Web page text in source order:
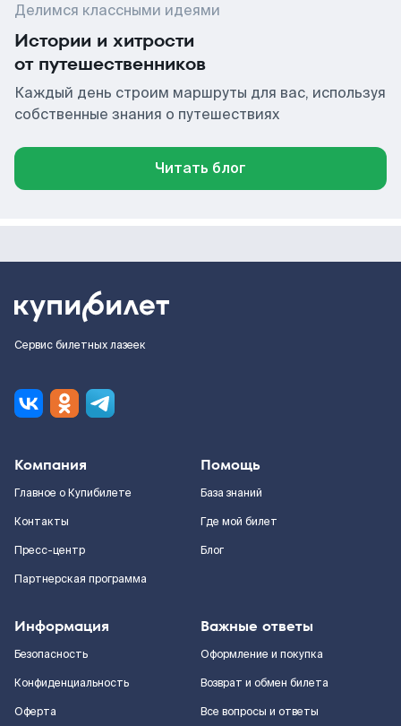
Делимся классными идеями
Истории и хитрости
от путешественников
Каждый день строим маршруты для вас, используя
собственные знания о путешествиях
Читать блог
Сервис билетных лазеек
Компания
Главное о Купибилете
Контакты
Пресс-центр
Партнерская программа
Помощь
База знаний
Где мой билет
Блог
Информация
Безопасность
Конфиденциальность
Оферта
Важные ответы
Оформление и покупка
Возврат и обмен билета
Все вопросы и ответы